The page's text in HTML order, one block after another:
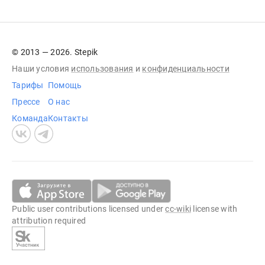
© 2013 — 2026. Stepik
Наши условия использования и конфиденциальности
Тарифы
Прессе
Команда
Помощь
О нас
Контакты
Public user contributions licensed undercc-wiki license with
attribution required